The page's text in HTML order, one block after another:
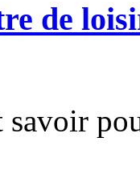
de
savoir